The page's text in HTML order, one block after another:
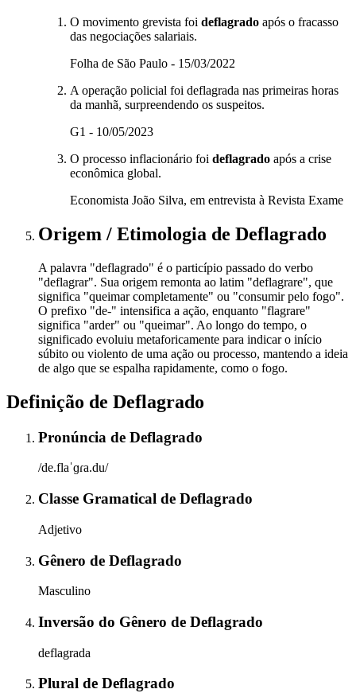
O movimento grevista foi deflagrado após o fracasso
das negociações salariais.
Folha de São Paulo - 15/03/2022
A operação policial foi deflagrada nas primeiras horas
da manhã, surpreendendo os suspeitos.
G1 - 10/05/2023
O processo inflacionário foi deflagrado após a crise
econômica global.
Economista João Silva, em entrevista à Revista Exame
Origem / Etimologia de Deflagrado
A palavra "deflagrado" é o particípio passado do verbo
"deflagrar". Sua origem remonta ao latim "deflagrare", que
significa "queimar completamente" ou "consumir pelo fogo".
O prefixo "de-" intensifica a ação, enquanto "flagrare"
significa "arder" ou "queimar". Ao longo do tempo, o
significado evoluiu metaforicamente para indicar o início
súbito ou violento de uma ação ou processo, mantendo a ideia
de algo que se espalha rapidamente, como o fogo.
Definição de Deflagrado
Pronúncia de Deflagrado
/de.flaˈɡɾa.du/
Classe Gramatical de Deflagrado
Adjetivo
Gênero de Deflagrado
Masculino
Inversão do Gênero de Deflagrado
deflagrada
Plural de Deflagrado